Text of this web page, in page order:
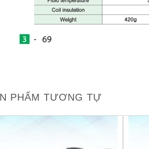
PHẨM TƯƠNG TỰ